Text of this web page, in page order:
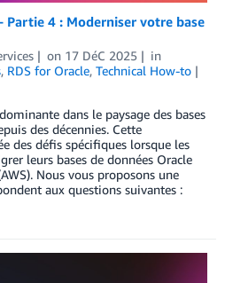
Partie 4 : Moderniser votre base
on 17 DéC 2025
in
, RDS for Oracle, Technical How-to
dans le paysage des bases
des décennies. Cette
des défis spécifiques lorsque les
leurs bases de données Oracle
Nous vous proposons une
aux questions suivantes :